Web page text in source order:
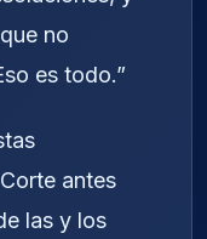
no
es todo.”
antes
las y los